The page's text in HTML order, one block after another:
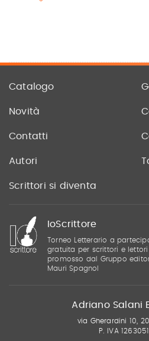
Catalogo
Novità
Contatti
Autori
Scrittori si diventa
IoScrittore
Torneo Letterario a
gratuita per scrittori e lettori
promosso dal Gruppo
Mauri Spagnol
Adriano Salani
via Gherardini 10,
P. IVA